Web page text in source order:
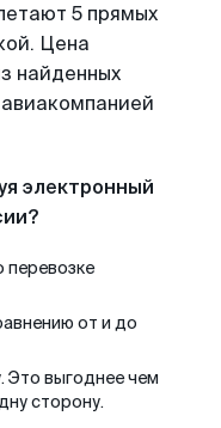
5 прямых
Цена
найденных
электронный
перевозке
от и до
Это выгоднее чем
сторону.